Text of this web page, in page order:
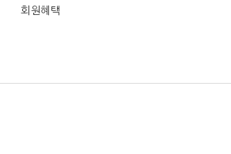
회원혜택